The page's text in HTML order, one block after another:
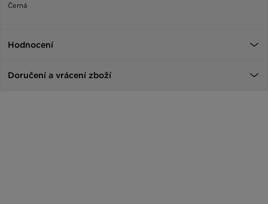
Černá
Hodnocení
Doručení a vrácení zboží